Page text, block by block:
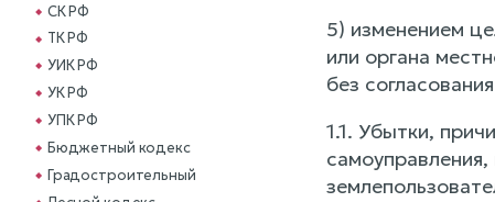
СК РФ
ТК РФ
УИК РФ
УК РФ
УПК РФ
Бюджетный кодекс
Градостроительный
5) изменением
или органа
без
1.1. Убытки,